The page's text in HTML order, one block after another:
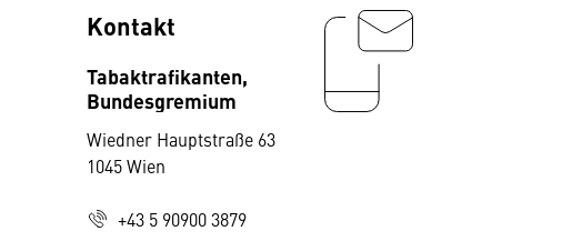
Kontakt
Tabaktrafikanten,
Bundesgremium
Wiedner Hauptstraße 63
1045 Wien
+43 5 90900 3879